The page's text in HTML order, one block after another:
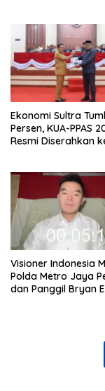
Ekonomi Sultra
Persen, KUA-PPAS
Resmi Diserahkan
Visioner Indonesia
Polda Metro Jaya
dan Panggil Bryan